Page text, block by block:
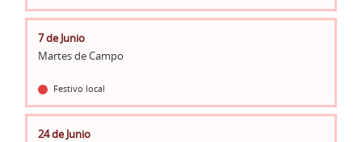
7 de Junio
Martes de Campo
Festivo local
24 de Junio